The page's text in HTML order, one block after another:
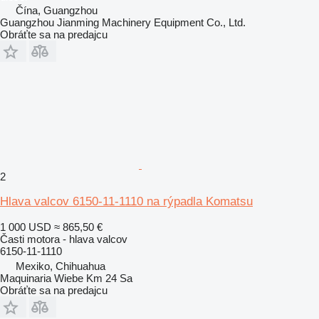
Čína, Guangzhou
Guangzhou Jianming Machinery Equipment Co., Ltd.
Obráťte sa na predajcu
2
Hlava valcov 6150-11-1110 na rýpadla Komatsu
1 000 USD ≈ 865,50 €
Časti motora - hlava valcov
6150-11-1110
Mexiko, Chihuahua
Maquinaria Wiebe Km 24 Sa
Obráťte sa na predajcu